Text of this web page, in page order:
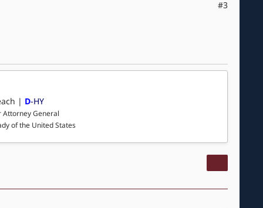
#3
| D-HY
General
of the United States